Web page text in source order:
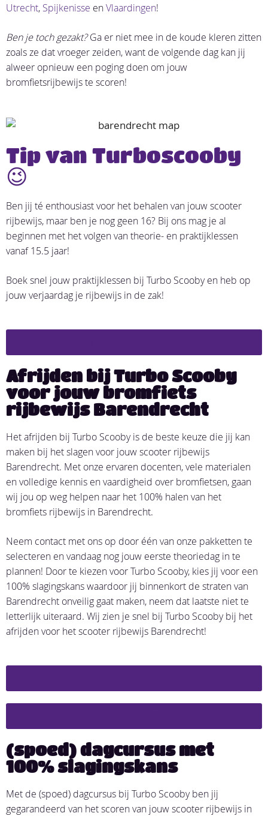
Utrecht, Spijkenisse enVlaardingen!
Ben je toch gezakt?Ga er niet mee in de koude kleren zitten
zoals ze dat vroeger zeiden, want de volgende dag kan jij
alweer opnieuw een poging doen om jouw
bromfietsrijbewijs te scoren!
Tip van Turboscooby
😉
Ben jij té enthousiast voor het behalen van jouw scooter
rijbewijs, maar ben je nog geen 16? Bij ons mag je al
beginnen met het volgen van theorie- en praktijklessen
vanaf 15.5 jaar!
Boek snel jouw praktijklessen bij Turbo Scooby en heb op
jouw verjaardag je rijbewijs in de zak!
(spoed) dagcursus met
100% slagingskans
Met de (spoed) dagcursus bij Turbo Scooby ben jij
gegarandeerd van het scoren van jouw scooter rijbewijs in
Afrijden bij Turbo Scooby
voor jouw bromfiets
rijbewijs Barendrecht
Het afrijden bij Turbo Scooby is de beste keuze die jij kan
maken bij het slagen voor jouw scooter rijbewijs
Barendrecht. Met onze ervaren docenten, vele materialen
en volledige kennis en vaardigheid over bromfietsen, gaan
wij jou op weg helpen naar het 100% halen van het
bromfiets rijbewijs in Barendrecht.
Neem contact met ons op door één van onze pakketten te
selecteren en vandaag nog jouw eerste theoriedag in te
plannen! Door te kiezen voor Turbo Scooby, kies jij voor een
100% slagingskans waardoor jij binnenkort de straten van
Barendrecht onveilig gaat maken, neem dat laatste niet te
letterlijk uiteraard. Wij zien je snel bij Turbo Scooby bij het
afrijden voor het scooter rijbewijs Barendrecht!